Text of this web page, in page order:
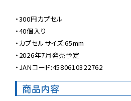
・300円カプセル
・40個入り
・カプセルサイズ:65mm
・2026年7月発売予定
・JANコード:4580610322762
商品内容